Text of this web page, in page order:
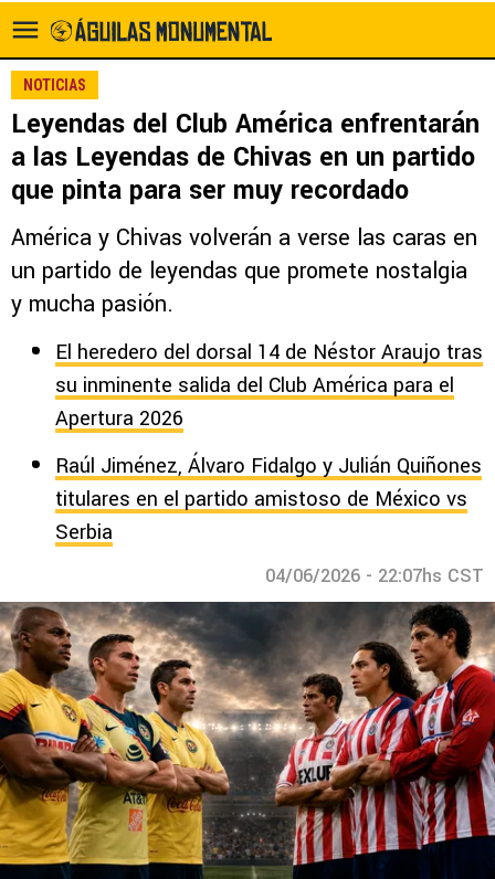
NOTICIAS
Leyendas del Club América enfrentarán
a las Leyendas de Chivas en un partido
que pinta para ser muy recordado
América y Chivas volverán a verse las caras en
un partido de leyendas que promete nostalgia
y mucha pasión.
El heredero del dorsal 14 de Néstor Araujo tras
su inminente salida del Club América para el
Apertura 2026
Raúl Jiménez, Álvaro Fidalgo y Julián Quiñones
titulares en el partido amistoso de México vs
Serbia
04/06/2026 - 22:07hs CST